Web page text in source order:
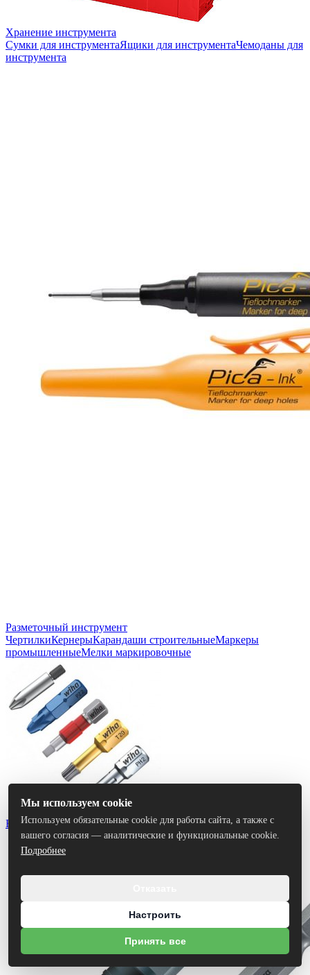
Хранение инструмента
Сумки для инструментаЯщики для инструментаЧемоданы для
инструмента
Разметочный инструмент
ЧертилкиКернерыКарандаши строительныеМаркеры
промышленныеМелки маркировочные
Биты
Мы используем cookie
Используем обязательные cookie для работы сайта, а также с
вашего согласия — аналитические и функциональные cookie.
Подробнее
Настроить
Принять все